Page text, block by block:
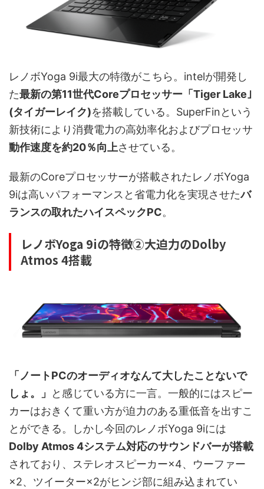
レノボYoga 9i最大の特徴がこちら。intelが開発し
た最新の第11世代Coreプロセッサー「Tiger Lake｣
(タイガーレイク)を搭載している。SuperFinという
新技術により消費電力の高効率化およびプロセッサ
動作速度を約20％向上させている。
最新のCoreプロセッサーが搭載されたレノボYoga
9iは高いパフォーマンスと省電力化を実現させたバ
ランスの取れたハイスペックPC。
レノボYoga 9iの特徴②大迫力のDolby
Atmos 4搭載
「ノートPCのオーディオなんて大したことないで
しょ。」
と感じている方に一言。一般的にはスピー
カーはおきくて重い方が迫力のある重低音を出すこ
とができる。しかし今回のレノボYoga 9iには
Dolby Atmos 4システム対応のサウンドバーが搭載
されており、ステレオスピーカー×4、ウーファー
×2、ツイーター×2がヒンジ部に組み込まれてい